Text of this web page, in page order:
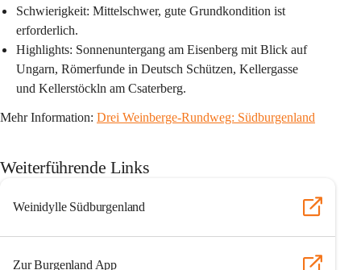
Schwierigkeit: Mittelschwer, gute Grundkondition ist
erforderlich.
Highlights: Sonnenuntergang am Eisenberg mit Blick auf
Ungarn, Römerfunde in Deutsch Schützen, Kellergasse
und Kellerstöckln am Csaterberg.
Mehr Information: Drei Weinberge-Rundweg: Südburgenland
Weiterführende Links
Weinidylle Südburgenland
Zur Burgenland App